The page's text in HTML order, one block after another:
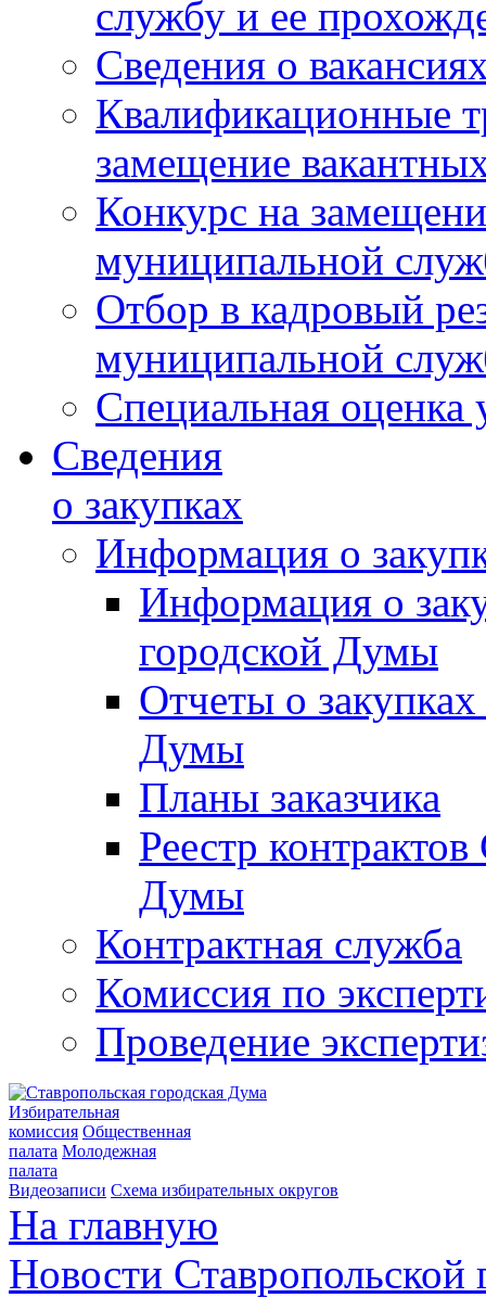
службу и ее
Сведения о
Квалификационные
замещение
Конкурс на
муниципальной
Отбор в кадровый
муниципальной
Специальная оценка
Сведения
о закупках
Информация о
Информация о
городской Думы
Отчеты о
Думы
Планы заказчика
Реестр
Думы
Контрактная служба
Комиссия по
Проведение
Избирательная
комиссия Общественная
палата Молодежная
палата
Видеозаписи Схема избирательных округов
На главную
Новости